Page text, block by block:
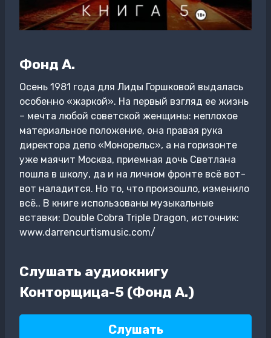
Фонд А.
Осень 1981 года для Лиды Горшковой выдалась
особенно «жаркой». На первый взгляд ее жизнь
– мечта любой советской женщины: неплохое
материальное положение, она правая рука
директора депо «Монорельс», а на горизонте
уже маячит Москва, приемная дочь Светлана
пошла в школу, да и на личном фронте всё вот-
вот наладится. Но то, что произошло, изменило
всё.. В книге использованы музыкальные
вставки: Double Cobra Triple Dragon, источник:
www.darrencurtismusic.com/
Слушать аудиокнигу
Конторщица-5 (Фонд А.)
Слушать